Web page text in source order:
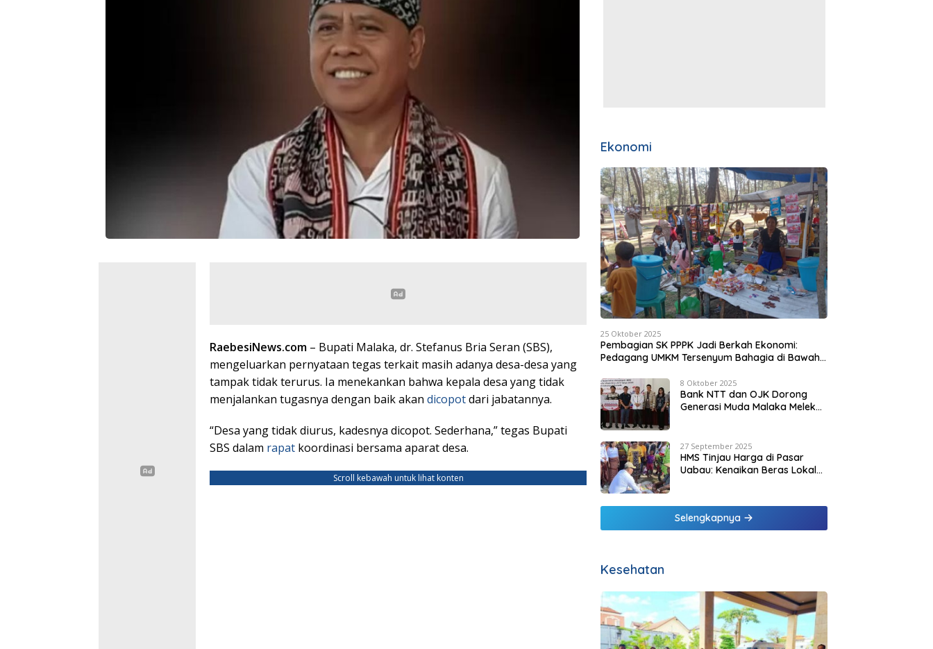
RaebesiNews.com – Bupati Malaka, dr. Stefanus Bria Seran (SBS),
mengeluarkan pernyataan tegas terkait masih adanya desa-desa yang
tampak tidak terurus. Ia menekankan bahwa kepala desa yang tidak
menjalankan tugasnya dengan baik akan dicopotdari jabatannya.
“Desa yang tidak diurus, kadesnya dicopot. Sederhana,” tegas Bupati
SBS dalam rapat koordinasi bersama aparat desa.
Scroll kebawah untuk lihat konten
Ekonomi
25 Oktober 2025
Pembagian SK PPPK Jadi Berkah Ekonomi:
Pedagang UMKM Tersenyum Bahagia di Bawah
8 Oktober 2025
Bank NTT dan OJK Dorong
Generasi Muda Malaka Melek
27 September 2025
HMS Tinjau Harga di Pasar
Uabau: Kenaikan Beras Lokal
Selengkapnya
Kesehatan